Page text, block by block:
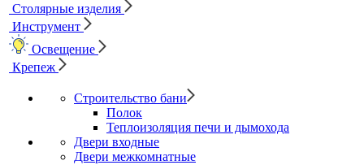
Столярные изделия
Инструмент
Освещение
Крепеж
Строительство бани
Полок
Теплоизоляция печи и дымохода
Двери входные
Двери межкомнатные